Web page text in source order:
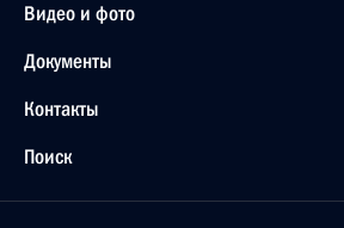
Видео и фото
Документы
Контакты
Поиск